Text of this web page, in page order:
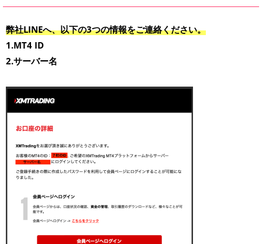
弊社LINEへ、以下の3つの情報をご連絡ください。
1.MT4 ID
2.サーバー名